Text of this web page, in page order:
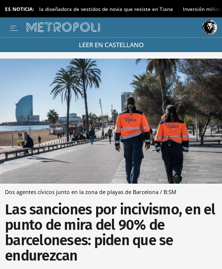
ES NOTICIA: la diseñadora de vestidos de novia que resiste en Tiana Inversión
LEER EN CASTELLANO
Pásate al MODO AHORRO
Dos agentes cívicos junto en la zona de playas de Barcelona / B:SM
Las sanciones por incivismo, en el
punto de mira del 90% de
barceloneses: piden que se
endurezcan